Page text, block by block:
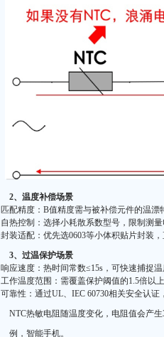
2、温度补偿场景‌
匹配精度：B值精度需与被补偿元件的温漂
自热控制：选择小耗散系数型号，限制测
封装适配：优先选0603等小体积贴片封装
3、过温保护场景‌
响应速度：热时间常数≤15s，可快速捕捉温
工作温度范围：需覆盖保护阈值的1.5倍以
可靠性：通过UL、IEC 60730相关安全认
NTC热敏电阻随温度变化，电阻值会产
例，智能手机。